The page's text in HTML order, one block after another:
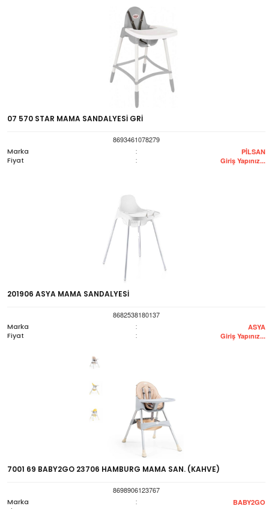
07 570 STAR MAMA SANDALYESİ GRİ
8693461078279
Marka
: PİLSAN
Fiyat : Giriş Yapınız...
201906 ASYA MAMA SANDALYESİ
8682538180137
Marka
: ASYA
Fiyat : Giriş Yapınız...
7001 69 BABY2GO 23706 HAMBURG MAMA SAN. (KAHVE)
8698906123767
Marka
: BABY2GO